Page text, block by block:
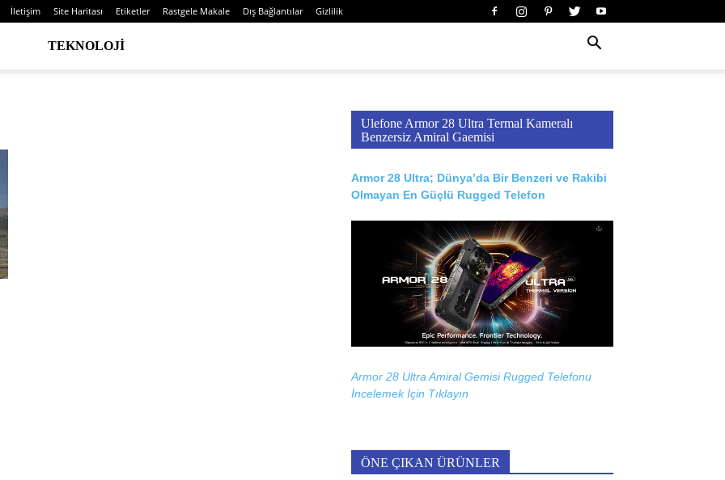
İletişim Site Haritası Etiketler Rastgele Makale Dış Bağlantılar Gizlilik
TEKNOLOJI
Ulefone Armor 28 Ultra Termal Kameralı
Benzersiz Amiral Gaemisi
Armor 28 Ultra; Dünya’da Bir Benzeri ve Rakibi
Olmayan En Güçlü Rugged Telefon
Armor 28 Ultra Amiral Gemisi Rugged Telefonu
İncelemek İçin Tıklayın
ÖNE ÇIKAN ÜRÜNLER